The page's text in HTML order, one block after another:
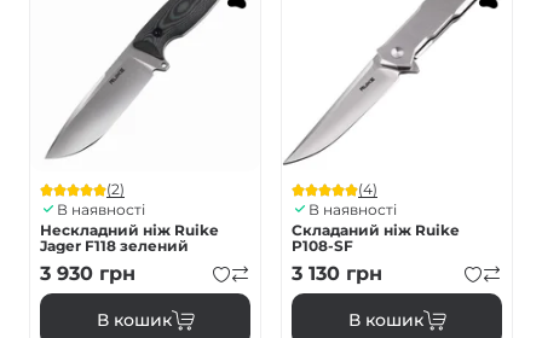
(2)
В наявності
Нескладний ніж Ruike
Jager F118 зелений
3 930 грн
В кошик
(4)
В наявності
Складаний ніж Ruike
P108-SF
3 130 грн
В кошик